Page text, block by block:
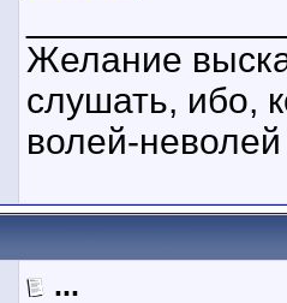
Желание
слушать, ибо,
волей-
...